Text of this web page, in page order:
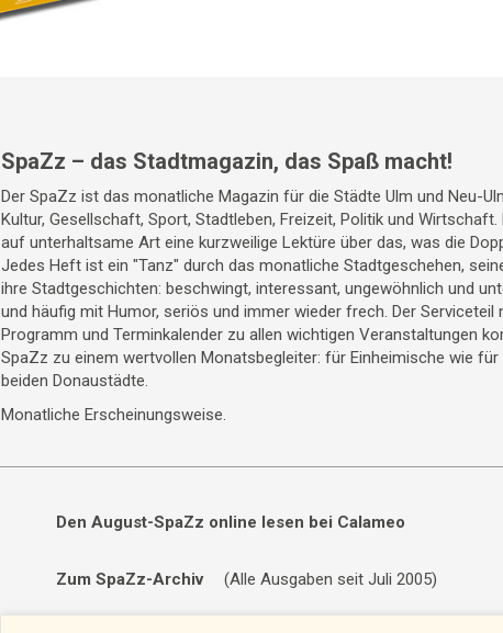
SpaZz – das Stadtmagazin, das Spaß macht!
Der SpaZz ist das monatliche Magazin für die Städte Ulm und Neu-
Kultur, Gesellschaft, Sport, Stadtleben, Freizeit, Politik und
auf unterhaltsame Art eine kurzweilige Lektüre über das, was die
Jedes Heft ist ein "Tanz" durch das monatliche Stadtgeschehen,
ihre Stadtgeschichten: beschwingt, interessant, ungewöhnlich und
und häufig mit Humor, seriös und immer wieder frech. Der
Programm und Terminkalender zu allen wichtigen Veranstaltungen
SpaZz zu einem wertvollen Monatsbegleiter: für Einheimische wie für
beiden Donaustädte.
Monatliche Erscheinungsweise.
Den August-SpaZz online lesen bei Calameo
Zum SpaZz-Archiv (Alle Ausgaben seit Juli 2005)